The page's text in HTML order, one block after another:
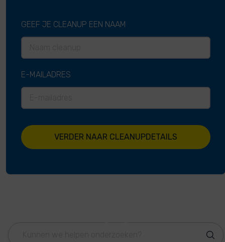
GEEF JE CLEANUP EEN NAAM
E-MAILADRES
VERDER NAAR CLEANUPDETAILS